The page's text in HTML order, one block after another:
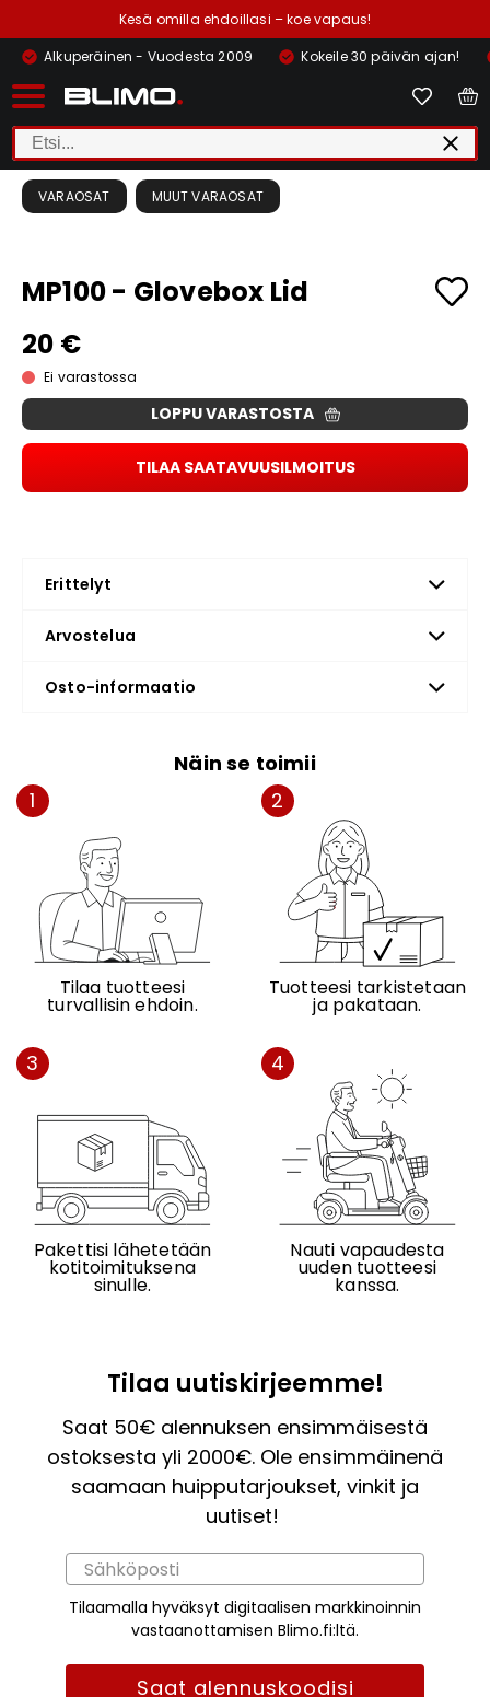
Kesä omilla ehdoillasi – koe vapaus!
Alkuperäinen - Vuodesta 2009
Kokeile 30 päivän ajan!
VARAOSAT MUUT VARAOSAT
MP100 - Glovebox Lid
20 €
Ei varastossa
LOPPU VARASTOSTA
TILAA SAATAVUUSILMOITUS
Erittelyt
Arvostelua
Osto-informaatio
Näin se toimii
1
Tilaa tuotteesi
turvallisin ehdoin.
2
Tuotteesi tarkistetaan
ja pakataan.
3
Pakettisi lähetetään
kotitoimituksena
sinulle.
4
Nauti vapaudesta
uuden tuotteesi
kanssa.
Tilaa uutiskirjeemme!
Saat 50€ alennuksen ensimmäisestä
ostoksesta yli 2000€. Ole ensimmäinenä
saamaan huipputarjoukset, vinkit ja
uutiset!
Tilaamalla hyväksyt digitaalisen markkinoinnin
vastaanottamisen Blimo.fi:ltä.
Saat alennuskoodisi